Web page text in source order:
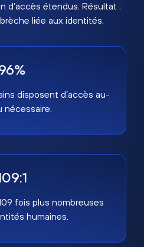
d’accès étendus. Résultat :
liée aux identités.
disposent d’accès au-
nécessaire.
fois plus nombreuses
humaines.